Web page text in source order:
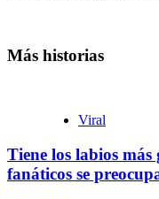
Más historias
Viral
Tiene los labios
fanáticos se